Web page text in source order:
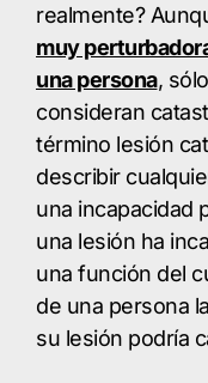
realmente?
muy
una persona,
consideran
término lesión
describir
una incapacidad
una lesión ha
una función del
de una persona
su lesión podría